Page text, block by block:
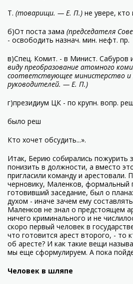
Т. (товарищи. — Е. П.) не увере, кто
б)От поста зама (председателя
- освободить назнач. мин. нефт. пр.
в)Спец. Комит. - в Минист. Сабуров
виду преобразование атомного
соответствующее министерство и
руководителей. — Е. П.)
г)президиум ЦК - по крупн. вопр.
было реш
Кто хочет обсудить...».
Итак, Берию собирались пожурить
понизить в должности, а вместо
пригласили команду и арестовали.
черновику, Маленков, формальный
готовивший заседание, был о
духом - иначе зачем ему
Маленков не знал о предстоящем
ничего криминального и не
скоро первый человек в
что готовится арест второго, - то
об аресте? И как такие вещи
мы еще сформулируем. А пока
Человек в шляпе